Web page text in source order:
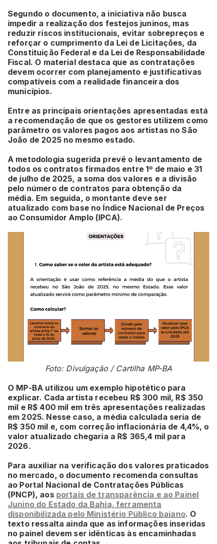
Segundo o documento, a iniciativa não busca
impedir a realização dos festejos juninos, mas
reduzir riscos institucionais, evitar sobrepreços e
reforçar o cumprimento da Lei de Licitações, da
Constituição Federal e da Lei de Responsabilidade
Fiscal. O material destaca que as contratações
devem ocorrer com planejamento e justificativas
compatíveis com a realidade financeira dos
municípios.
Entre as principais orientações apresentadas está
a recomendação de que os gestores utilizem como
parâmetro os valores pagos aos artistas no São
João de 2025 no mesmo estado.
A metodologia sugerida prevê o levantamento de
todos os contratos firmados entre 1º de maio e 31
de julho de 2025, a soma dos valores e a divisão
pelo número de contratos para obtenção da
média. Em seguida, o montante deve ser
atualizado com base no Índice Nacional de Preços
ao Consumidor Amplo (IPCA).
Foto: Divulgação / Cartilha MP-BA
O MP-BA utilizou um exemplo hipotético para
explicar. Cada artista recebeu R$ 300 mil, R$ 350
mil e R$ 400 mil em três apresentações realizadas
em 2025. Nesse caso, a média calculada seria de
R$ 350 mil e, com correção inflacionária de 4,4%, o
valor atualizado chegaria a R$ 365,4 mil para
2026.
Para auxiliar na verificação dos valores praticados
no mercado, o documento recomenda consultas
ao Portal Nacional de Contratações Públicas
(PNCP), aos portais de transparência e ao Painel
Junino do Estado da Bahia, ferramenta
disponibilizada pelo Ministério Público baiano. O
texto ressalta ainda que as informações inseridas
no painel devem ser idênticas às encaminhadas